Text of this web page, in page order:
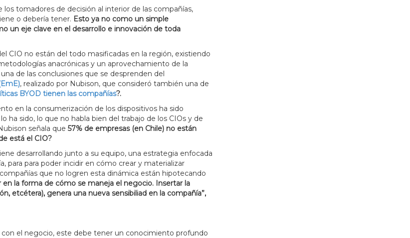
los tomadores de decisión al interior de las compañías,
o debería tener. Esto ya no como un simple
un eje clave en el desarrollo e innovación de toda
CIO no están del todo masificadas en la región, existiendo
anacrónicas y un aprovechamiento de la
de las conclusiones que se desprenden del
, realizado por Nubison, que consideró también una de
BYOD tienen las compañías?.
en la consumerización de los dispositivos ha sido
ha sido, lo que no habla bien del trabajo de los CIOs y de
señala que 57% de empresas (en Chile) no están
está el CIO?
desarrollando junto a su equipo, una estrategia enfocada
para para poder incidir en cómo crear y materializar
que no logren esta dinámica están hipotecando
la forma de cómo se maneja el negocio. Insertar la
etcétera), genera una nueva sensibiliad en la compañía”,
el negocio, este debe tener un conocimiento profundo